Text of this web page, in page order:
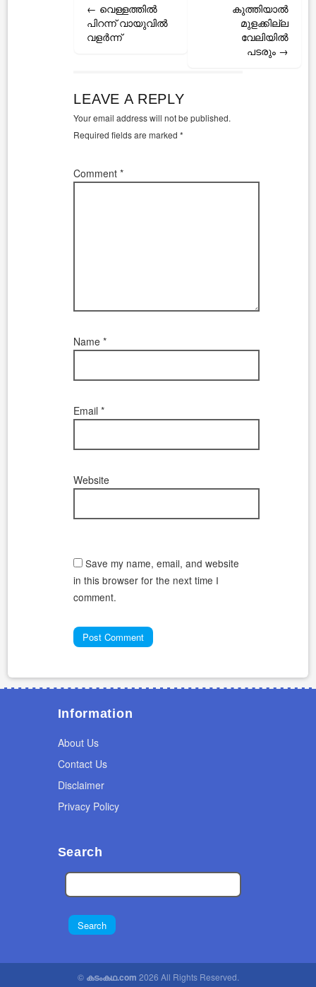
navigation
← വെള്ളത്തില്‍
പിറന്ന് വായുവില്‍
വളര്‍ന്ന്
കുത്തിയാല്‍
മുളക്കില്ല
വേലിയില്‍
പടരും →
LEAVE A REPLY
Your email address will not be published.
Required fields are marked*
Comment*
Name*
Email*
Website
Save my name, email, and website
in this browser for the next time I
comment.
Information
About Us
Contact Us
Disclaimer
Privacy Policy
Search
© കടംകഥ.com 2026 All Rights Reserved.